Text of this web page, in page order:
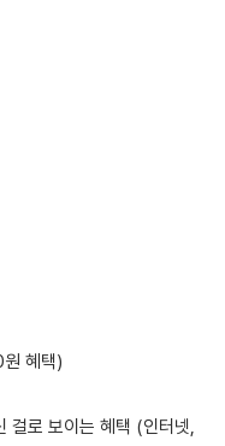
혜택)
로 보이는 혜택 (인터넷,